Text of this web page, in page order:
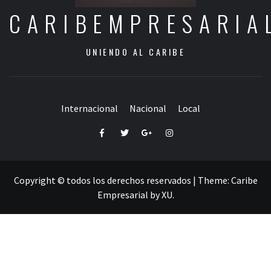
UNIENDO AL CARIBE
Internacional Nacional Local
FacebookTwitterGoogle+Instagram
Copyright © todos los derechos reservados | Theme: Caribe
Empresarial byXU.